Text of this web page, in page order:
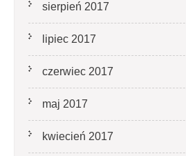
sierpień 2017
lipiec 2017
czerwiec 2017
maj 2017
kwiecień 2017